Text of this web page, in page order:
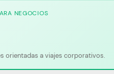
NEGOCIOS
orientadas a viajes corporativos.